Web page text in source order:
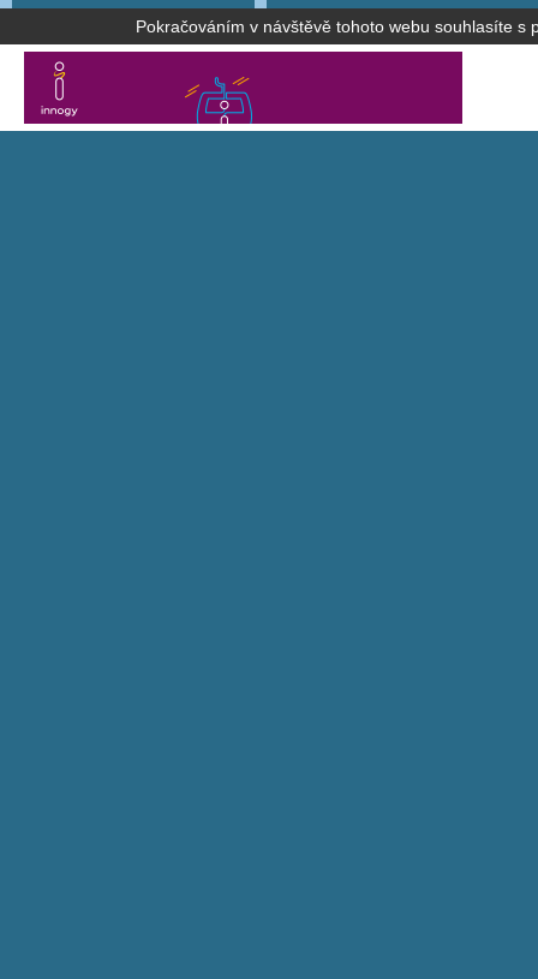
Pokračováním v návštěvě tohoto webu souhlasíte